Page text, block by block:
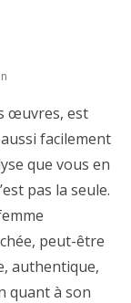
œuvres, est
facilement
que vous en
pas la seule.
peut-être
authentique,
quant à son